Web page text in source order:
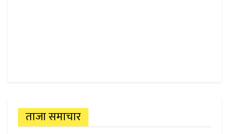
ताजा समाचार